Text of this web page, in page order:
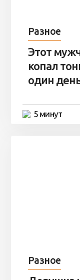
Разное
Этот
копал
один
5 минут
Разное